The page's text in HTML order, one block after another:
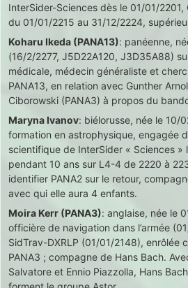
InterSider-Sciences dès le 01/01/2201,
du 01/01/2215 au 31/12/2224,
Koharu Ikeda (PANA13): panéenne,
(16/2/2277, J5D22A120, J3D35A88)
médicale, médecin généraliste et
PANA13, en relation avec Gunther
Ciborowski (PANA3) à propos du
Maryna Ivanov: biélorusse, née le 10/
formation en astrophysique, engagée
scientifique de InterSider « Sciences »
pendant 10 ans sur L4-4 de 2220 à
identifier PANA2 sur le retour,
avec qui elle aura 4 enfants.
Moira Kerr (PANA3): anglaise, née le
officière de navigation dans l’armée
SidTrav-DXRLP (01/01/2148), enrôlée
PANA3 ; compagne de Hans Bach.
Salvatore et Ennio Piazzolla, Hans